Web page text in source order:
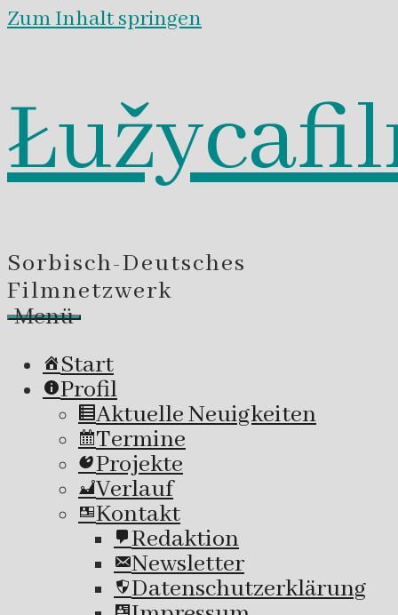
Zum Inhalt springen
Sorbisch-Deutsches
Filmnetzwerk
Menü
Start
Profil
Aktuelle Neuigkeiten
Termine
Projekte
Verlauf
Kontakt
Redaktion
Newsletter
Datenschutzerklärung